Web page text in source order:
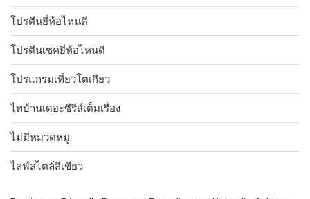
โปรตีนยี่ห้อไหนดี
โปรตีนเชคยี่ห้อไหนดี
โปรแกรมเที่ยวโตเกียว
ไทบ้านเดอะซีรีส์เต็มเรื่อง
ไม่มีหมวดหมู่
ไลฟ์สไตล์สีเขียว